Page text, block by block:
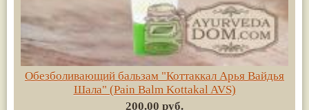
Обезболивающий бальзам "Коттаккал Арья Вайдья
Шала" (Pain Balm Kottakal AVS)
200.00 руб.